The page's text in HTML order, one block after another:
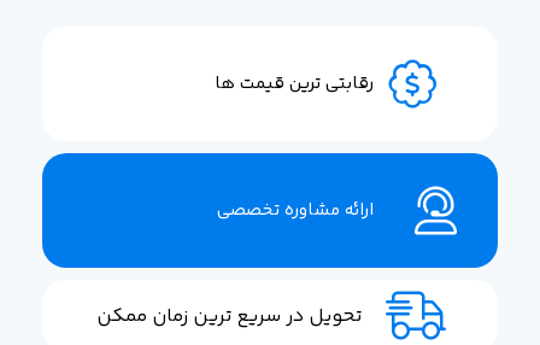
رقابتی ترین قیمت ها
ارائه مشاوره تخصصی
تحویل در سریع ترین زمان ممکن